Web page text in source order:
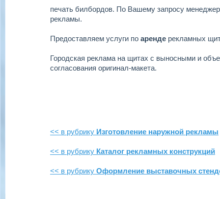
печать билбордов. По Вашему запросу
рекламы.
Предоставляем услуги по аренде рекламных
Городская реклама на щитах с выносными и
согласования оригинал-макета.
<< в рубрику Изготовление наружной рекламы
<< в рубрику Каталог рекламных конструкций
<< в рубрику Оформление выставочных